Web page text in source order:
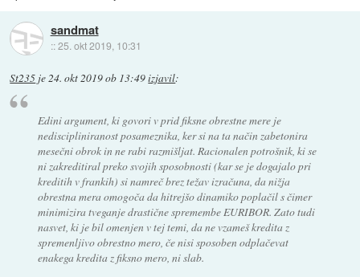
sandmat
::25. okt 2019, 10:31
St235 je24. okt 2019 ob 13:49izjavil:
Edini argument, ki govori v prid fiksne obrestne mere je
nediscipliniranost posameznika, ker si na ta način zabetonira
mesečni obrok in ne rabi razmišljat. Racionalen potrošnik, ki se
ni zakreditiral preko svojih sposobnosti (kar se je dogajalo pri
kreditih v frankih) si namreč brez težav izračuna, da nižja
obrestna mera omogoča da hitrejšo dinamiko poplačil s čimer
minimizira tveganje drastične spremembe EURIBOR. Zato tudi
nasvet, ki je bil omenjen v tej temi, da ne vzameš kredita z
spremenljivo obrestno mero, če nisi sposoben odplačevat
enakega kredita z fiksno mero, ni slab.